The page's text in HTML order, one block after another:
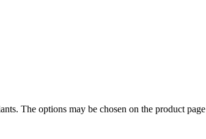
The options may be chosen on the product page